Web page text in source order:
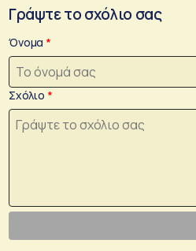
Γράψτε το σχόλιο σας
Όνομα
Σχόλιο